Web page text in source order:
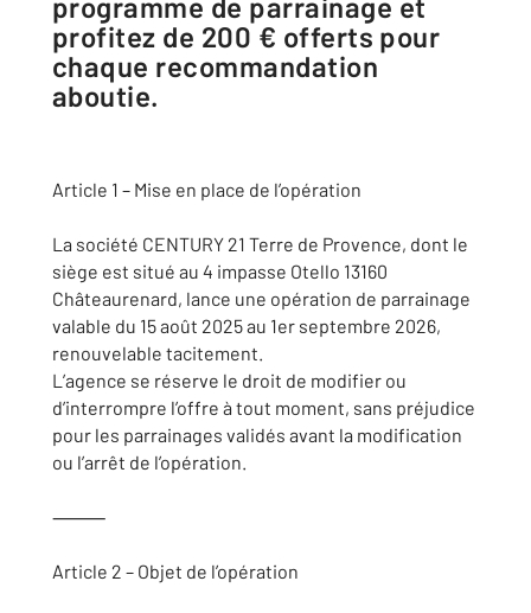
profitez de 200 € offerts pour
chaque recommandation
aboutie.
Article 1 – Mise en place de l’opération
La société CENTURY 21 Terre de Provence, dont le
siège est situé au 4 impasse Otello 13160
Châteaurenard, lance une opération de parrainage
valable du 15 août 2025 au 1er septembre 2026,
renouvelable tacitement.
L’agence se réserve le droit de modifier ou
d’interrompre l’offre à tout moment, sans préjudice
pour les parrainages validés avant la modification
ou l’arrêt de l’opération.
⸻
Article 2 – Objet de l’opération